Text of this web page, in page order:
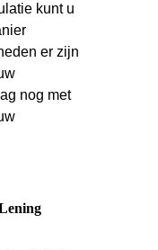
kunt u
er zijn
nog met